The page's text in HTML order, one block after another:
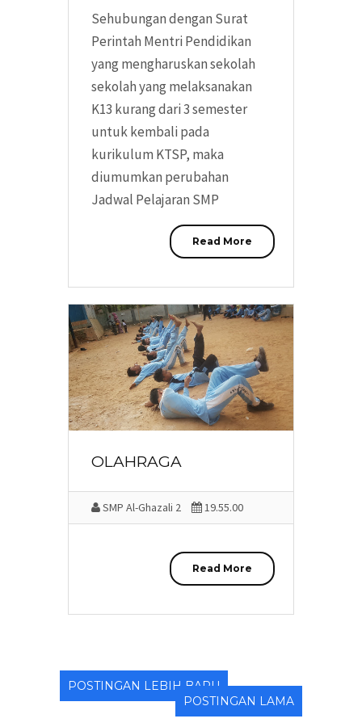
Sehubungan dengan Surat
Perintah Mentri Pendidikan
yang mengharuskan sekolah
sekolah yang melaksanakan
K13 kurang dari 3 semester
untuk kembali pada
kurikulum KTSP, maka
diumumkan perubahan
Jadwal Pelajaran SMP
Read More
OLAHRAGA
SMP Al-Ghazali 2 19.55.00
Read More
POSTINGAN LEBIH BARU
POSTINGAN LAMA